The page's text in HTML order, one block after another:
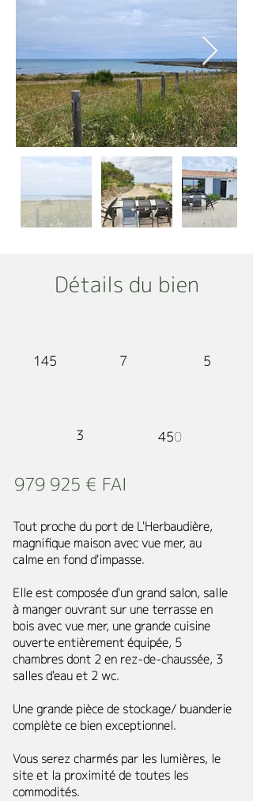
Détails du bien
145 7 5
3 450
979 925 € FAI
Tout proche du port de L'Herbaudière,
magnifique maison avec vue mer, au
calme en fond d'impasse.
Elle est composée d'un grand salon, salle
à manger ouvrant sur une terrasse en
bois avec vue mer, une grande cuisine
ouverte entièrement équipée, 5
chambres dont 2 en rez-de-chaussée, 3
salles d'eau et 2 wc.
Une grande pièce de stockage/ buanderie
complète ce bien exceptionnel.
Vous serez charmés par les lumières, le
site et la proximité de toutes les
commodités.